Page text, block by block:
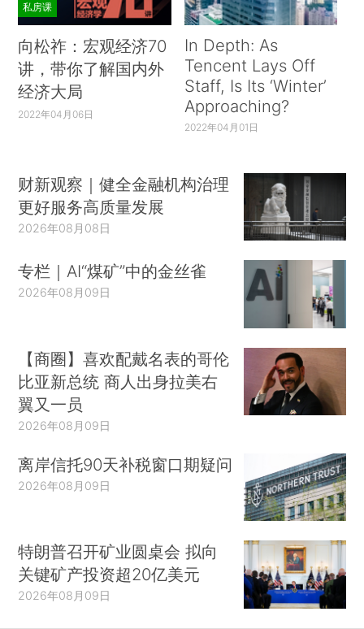
私房课
向松祚：宏观经济70
讲，带你了解国内外
经济大局
2022年04月06日
In Depth: As
Tencent Lays Off
Staff, Is Its ‘Winter’
Approaching?
2022年04月01日
财新观察｜健全金融机构治理
更好服务高质量发展
2026年08月08日
专栏｜AI“煤矿”中的金丝雀
2026年08月09日
【商圈】喜欢配戴名表的哥伦
比亚新总统 商人出身拉美右
翼又一员
2026年08月09日
离岸信托90天补税窗口期疑问
2026年08月09日
特朗普召开矿业圆桌会 拟向
关键矿产投资超20亿美元
2026年08月09日